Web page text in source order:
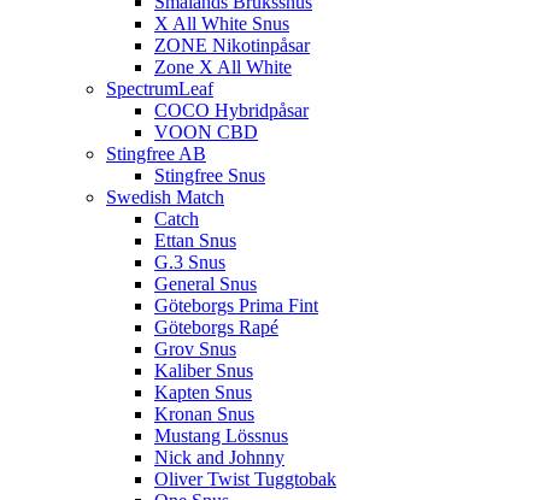
X All White Snus
ZONE Nikotinpåsar
Zone X All White
SpectrumLeaf
COCO Hybridpåsar
VOON CBD
Stingfree AB
Stingfree Snus
Swedish Match
Catch
Ettan Snus
G.3 Snus
General Snus
Göteborgs Prima Fint
Göteborgs Rapé
Grov Snus
Kaliber Snus
Kapten Snus
Kronan Snus
Mustang Lössnus
Nick and Johnny
Oliver Twist Tuggtobak